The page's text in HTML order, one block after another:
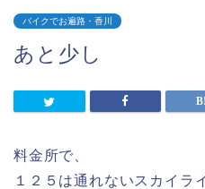
バイクでお遍路・香川
あと少し
料金所で、
１２５は通れないスカイラ